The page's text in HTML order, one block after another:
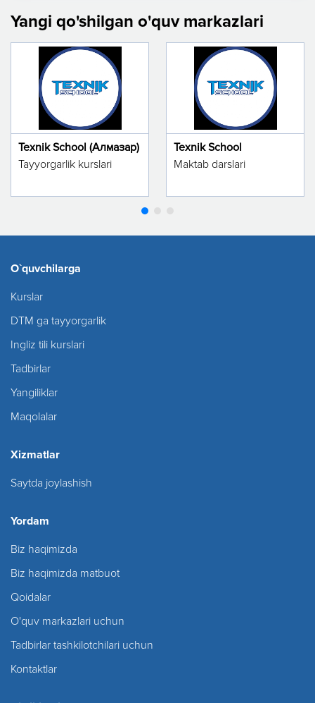
Yangi qo'shilgan o'quv markazlari
Texnik School (Алмазар)
Tayyorgarlik kurslari
Texnik School
Maktab darslari
O`quvchilarga
Kurslar
DTM ga tayyorgarlik
Ingliz tili kurslari
Tadbirlar
Yangiliklar
Maqolalar
Xizmatlar
Saytda joylashish
Yordam
Biz haqimizda
Biz haqimizda matbuot
Qoidalar
O'quv markazlari uchun
Tadbirlar tashkilotchilari uchun
Kontaktlar